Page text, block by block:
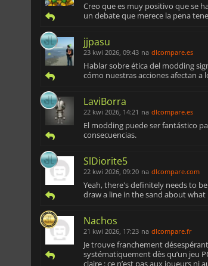
Creo que es muy positivo que se
un debate que merece la pena
jjpasu
23 kwi 2026, 09:43 na dlcompare.es
Hablar sobre ética del modding
cómo nuestras acciones afectan a
LaviBorra
22 kwi 2026, 14:21 na dlcompare.es
El modding puede ser fantástico
consecuencias.
SlDiorite5
22 kwi 2026, 09:20 na dlcompare.com
Yeah, there's definitely needs to
draw a line in the sand about what
Nachos
21 kwi 2026, 17:23 na dlcompare.fr
Je trouve franchement
systématiquement dès qu’un jeu
claire : ce n’est pas aux joueurs ni